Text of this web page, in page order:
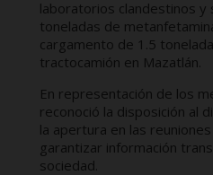
laboratorios clandestinos y
toneladas de
cargamento de 1.5
tractocamión en Mazatlán.
En representación de los
reconoció la disposición al
la apertura en las
garantizar información
sociedad.